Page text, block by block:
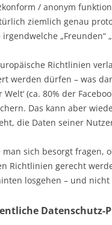
/ anonym
ziemlich genau
„Freunden“
Richtlinien
werden dürfen – was
Welt‘ (ca. 80% der
Das kann aber
die Daten seiner
sich besorgt fragen,
Richtlinien gerecht
losgehen – und nicht
Datenschutz-